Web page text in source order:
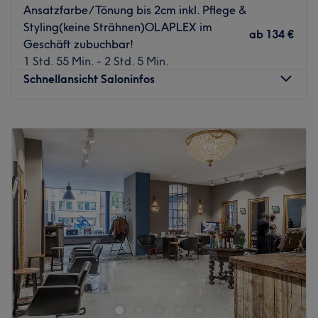
Was uns an dem Salon gefällt:
Atmosphäre: Super herzlich, familiär, hell.
Expertise: Long Hair Expert, Brautstylings & Extensions.
Produkte und Produktmarken: Hipertin.
Extras: Kostenlose Getränke & ein spezieller Fotoshooting
Zurück zur Salonansicht
Ansatzfarbe/Tönung bis 2cm inkl. Pflege &
Styling(keine Strähnen)OLAPLEX im
Geschäft zubuchbar!
1 Std. 55 Min. - 2 Std. 5 Min.
ab 134 €
Schnellansicht Saloninfos
Dienstag
09:00
Mittwoch
09:00
Donnerstag
–19:00
Freitag
09:00 –
18:00
Samstag
09:00 –16:00
Sonntag
Geschlossen
Liebe Kunden, all unsere buchbaren Pakete können nach
Aufwand, Haarlänge und Materialverbrauch abweichen.
Termine ausserhalb unserer Öffnungszeiten werden mit
einem Aufschlag abgerechnet.